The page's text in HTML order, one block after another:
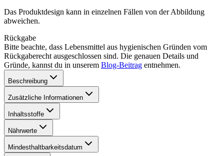
Das Produktdesign kann in einzelnen Fällen von der Abbildung
abweichen.
Rückgabe
Bitte beachte, dass Lebensmittel aus hygienischen Gründen vom
Rückgaberecht ausgeschlossen sind. Die genauen Details und
Gründe, kannst du in unserem Blog-Beitrag entnehmen.
Beschreibung
Zusätzliche Informationen
Inhaltsstoffe
Nährwerte
Mindesthaltbarkeitsdatum